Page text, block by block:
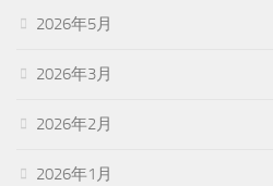
2026年5月
2026年3月
2026年2月
2026年1月